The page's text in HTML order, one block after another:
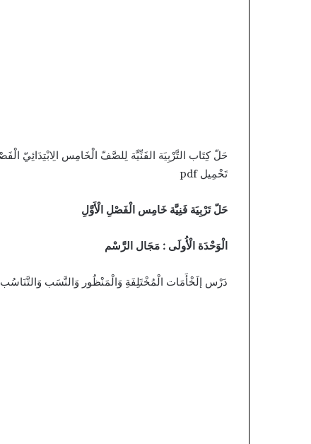
تَحْمِيل pdf
حَلّ تَرْبِيَة فَنِيَّة خَامِس الْفَصْلِ الْأَوَّلِ
الْوَحْدَة الْأُولَى : مَجَال الرَّسْم
دَرْس إلَخْأَمَات الْمُخْتَلِفَةِ وَالْمَنْظُور وَالنَّسَب وَالتَّنَاسُب